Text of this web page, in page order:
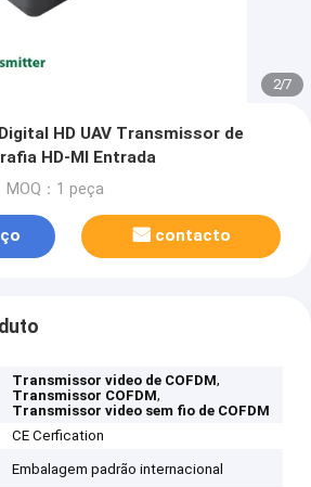
2/7
HD UAV Transmissor de
HD-MI Entrada
MOQ：1 peça
contacto
Transmissor video de COFDM,
Transmissor COFDM,
Transmissor video sem fio de COFDM
CE Cerfication
Embalagem padrão internacional